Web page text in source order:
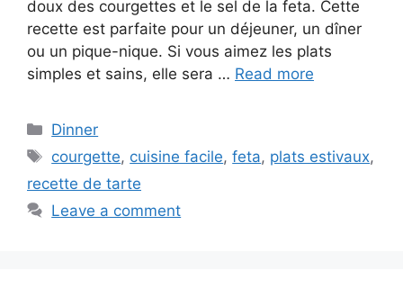
doux des courgettes et le sel de la feta. Cette
recette est parfaite pour un déjeuner, un dîner
ou un pique-nique. Si vous aimez les plats
simples et sains, elle sera … Read more
Categories
Dinner
Tags
courgette, cuisine facile,feta, plats estivaux,
recette de tarte
Leave a comment